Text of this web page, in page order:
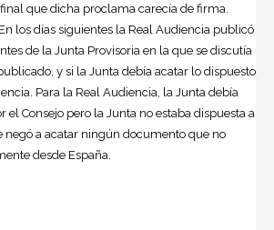
que dicha proclama carecía de firma.
los días siguientes la Real Audiencia publicó
de la Junta Provisoria en la que se discutía
y si la Junta debía acatar lo dispuesto
Para la Real Audiencia, la Junta debía
el Consejo pero la Junta no estaba dispuesta a
negó a acatar ningún documento que no
desde España.